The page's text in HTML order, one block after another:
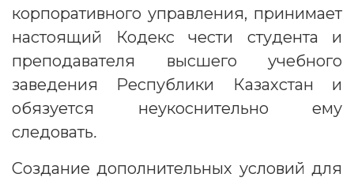
корпоративного управления, принимает
настоящий Кодекс чести студента и
преподавателя высшего учебного
заведения Республики Казахстан и
обязуется неукоснительно ему
следовать.
Создание дополнительных условий для